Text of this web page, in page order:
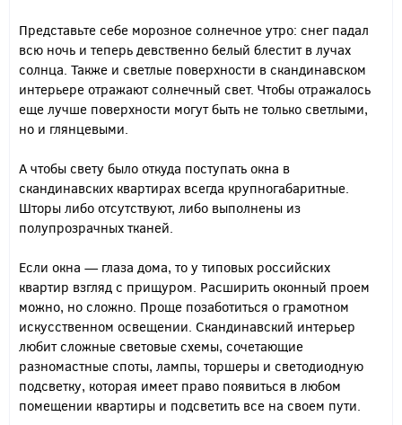
Представьте себе морозное солнечное утро: снег падал
всю ночь и теперь девственно белый блестит в лучах
солнца. Также и светлые поверхности в скандинавском
интерьере отражают солнечный свет. Чтобы отражалось
еще лучше поверхности могут быть не только светлыми,
но и глянцевыми.
А чтобы свету было откуда поступать окна в
скандинавских квартирах всегда крупногабаритные.
Шторы либо отсутствуют, либо выполнены из
полупрозрачных тканей.
Если окна — глаза дома, то у типовых российских
квартир взгляд с прищуром. Расширить оконный проем
можно, но сложно. Проще позаботиться о грамотном
искусственном освещении. Скандинавский интерьер
любит сложные световые схемы, сочетающие
разномастные споты, лампы, торшеры и светодиодную
подсветку, которая имеет право появиться в любом
помещении квартиры и подсветить все на своем пути.